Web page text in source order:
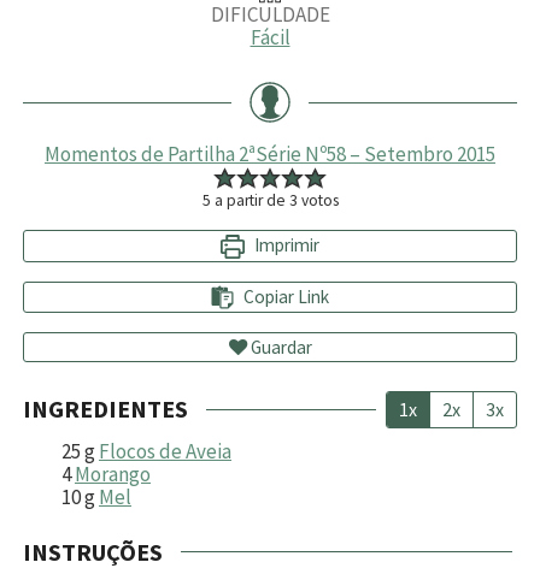
DIFICULDADE
Fácil
Momentos de Partilha 2ªSérie Nº58 – Setembro 2015
5 a partir de 3 votos
Imprimir
Copiar Link
Guardar
INGREDIENTES 1x 2x 3x
25gFlocos de Aveia
4Morango
10gMel
INSTRUÇÕES